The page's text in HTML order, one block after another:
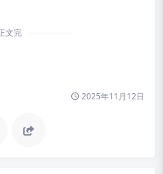
文完
2025年11月12日